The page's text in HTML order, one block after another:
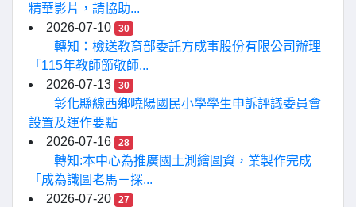
精華影片，請協助...
2026-07-10
30
轉知：檢送教育部委託方成事股份有限公司辦理
「115年教師節敬師...
2026-07-13
30
彰化縣線西鄉曉陽國民小學學生申訴評議委員會
設置及運作要點
2026-07-16
28
轉知:本中心為推廣國土測繪圖資，業製作完成
「成為識圖老馬－探...
2026-07-20
27